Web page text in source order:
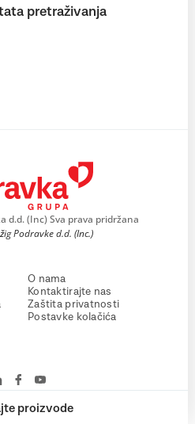
proizvode
pretraživanja
d.d. (Inc) Sva prava pridržana
Podravke d.d. (Inc.)
O nama
Kontaktirajte nas
Zaštita privatnosti
Postavke kolačića